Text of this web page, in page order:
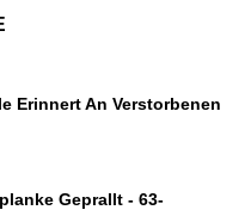
Erinnert An Verstorbenen
Geprallt - 63-